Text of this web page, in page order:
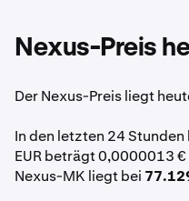
Nexus-Preis
Der Nexus-Preis liegt
In den letzten 24
EUR beträgt 0,0000013
Nexus-MK liegt bei